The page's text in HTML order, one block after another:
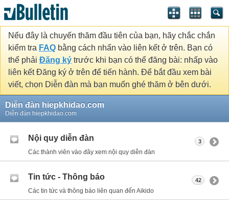
Nếu đây là chuyến thăm đầu tiên của bạn, hãy chắc chắn
kiểm tra FAQ bằng cách nhấn vào liên kết ở trên. Bạn có
thể phải Đăng ký trước khi bạn có thể đăng bài: nhấp vào
liên kết Đăng ký ở trên để tiến hành. Để bắt đầu xem bài
viết, chọn Diễn đàn mà bạn muốn ghé thăm ở bên dưới.
Diễn đàn hiepkhidao.com
Diễn đàn hiepkhidao.com
Nội quy diễn đàn
Các thành viên vào đây xem nội quy diễn đàn
3
Tin tức - Thông báo
Các tin tức và thông báo liên quan đến Aikido
42